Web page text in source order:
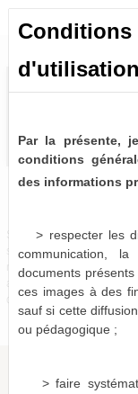
Bulletins et
Sources historiques
sont désormais
moment, seules les
actuellement
disposition dans les mois
Conditions
d'utilisation
Par la présente,
conditions
des informations
> respecter les
communication,
documents
ces images à des
sauf si cette
ou pédagogique ;
> faire